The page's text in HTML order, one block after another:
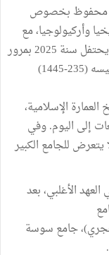
محفوظ بخصوص
وأركيولوجيا، مع
لفت الانتباه إلى أنّ الجامع الكبير بصفاقس يحتفل سنة 2025 بمرور
1210 سنة، حسب التقويم القمري، على تأسيسه (235-1445)
الإسلامية،
إلى اليوم. وفي
يتعرض للجامع الكبير
الأغلبي، بعد
جامع صفاقس (234هجري)، جامع سوسة